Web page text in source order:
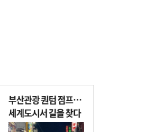
부산관광 퀀텀 점프…
세계도시서 길을 찾다